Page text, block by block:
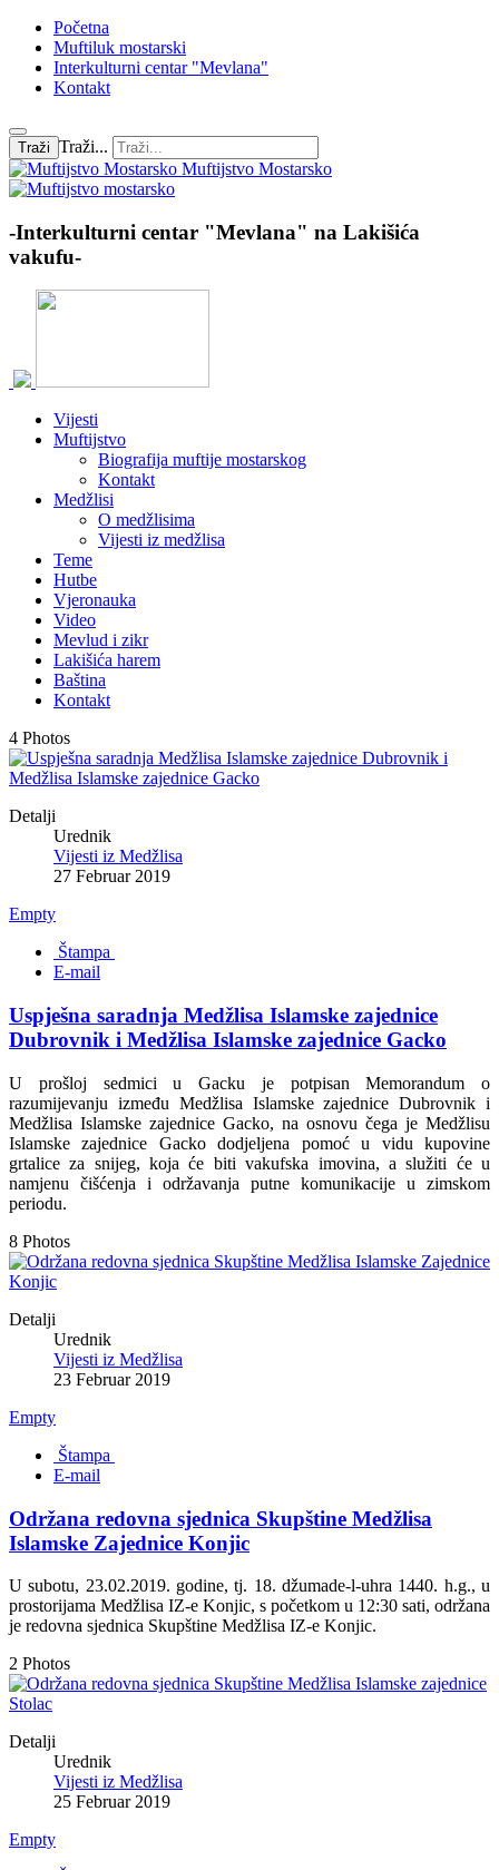
Početna
Muftiluk mostarski
Interkulturni centar "Mevlana"
Kontakt
Traži Traži...
Muftijstvo Mostarsko
-Interkulturni centar "Mevlana" na Lakišića
vakufu-
Vijesti
Muftijstvo
Biografija muftije mostarskog
Kontakt
Medžlisi
O medžlisima
Vijesti iz medžlisa
Teme
Hutbe
Vjeronauka
Video
Mevlud i zikr
Lakišića harem
Baština
Kontakt
4 Photos
Detalji
Urednik
Vijesti iz Medžlisa
27 Februar 2019
Empty
Štampa
E-mail
Uspješna saradnja Medžlisa Islamske zajednice
Dubrovnik i Medžlisa Islamske zajednice Gacko
U prošloj sedmici u Gacku je potpisan Memorandum o
razumijevanju između Medžlisa Islamske zajednice Dubrovnik i
Medžlisa Islamske zajednice Gacko, na osnovu čega je Medžlisu
Islamske zajednice Gacko dodjeljena pomoć u vidu kupovine
grtalice za snijeg, koja će biti vakufska imovina, a služiti će u
namjenu čišćenja i održavanja putne komunikacije u zimskom
periodu.
8 Photos
Detalji
Urednik
Vijesti iz Medžlisa
23 Februar 2019
Empty
Štampa
E-mail
Održana redovna sjednica Skupštine Medžlisa
Islamske Zajednice Konjic
U subotu, 23.02.2019. godine, tj. 18. džumade-l-uhra 1440. h.g., u
prostorijama Medžlisa IZ-e Konjic, s početkom u 12:30 sati, održana
je redovna sjednica Skupštine Medžlisa IZ-e Konjic.
2 Photos
Detalji
Urednik
Vijesti iz Medžlisa
25 Februar 2019
Empty